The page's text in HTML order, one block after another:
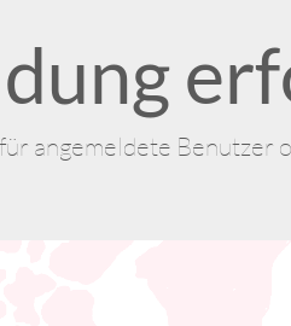
angemeldete Benutzer